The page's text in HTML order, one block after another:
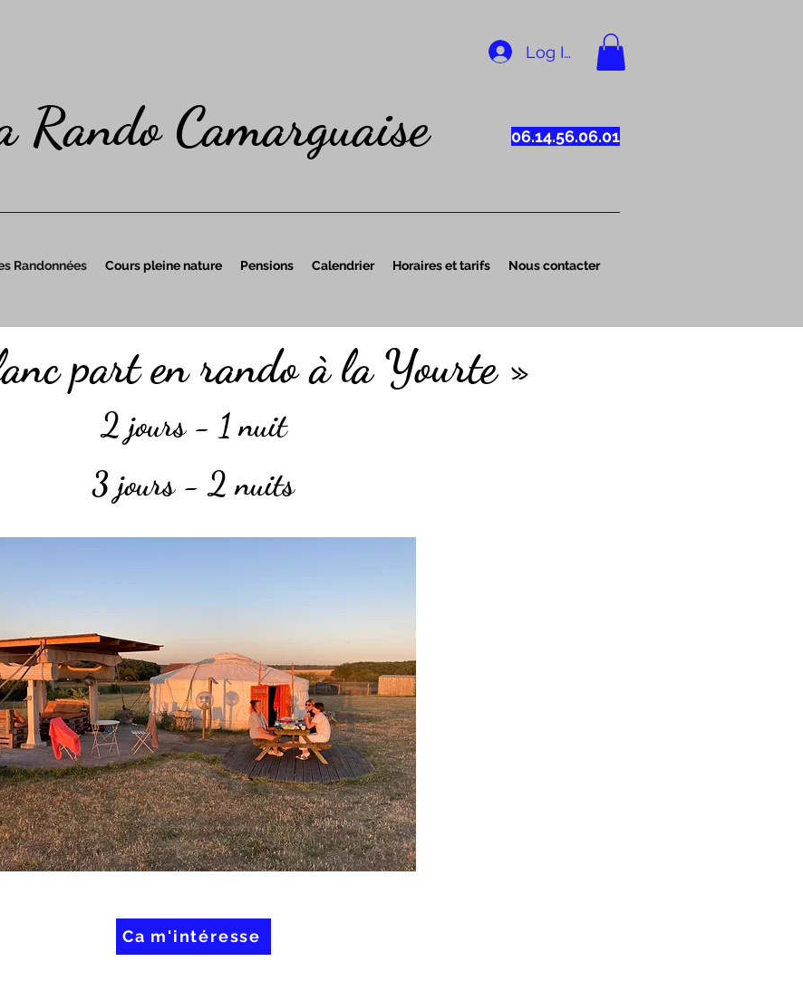
Log In
Rando Camarguaise 06.14.56.06.01
Randonnées Cours pleine nature Pensions Calendrier Horaires et tarifs Nous contacter
part en rando à la Yourte »
2 jours - 1 nuit
3 jours - 2 nuits
Ca m'intéresse